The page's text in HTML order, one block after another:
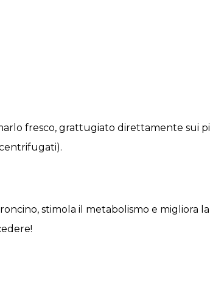
fresco, grattugiato direttamente sui
stimola il metabolismo e migliora la